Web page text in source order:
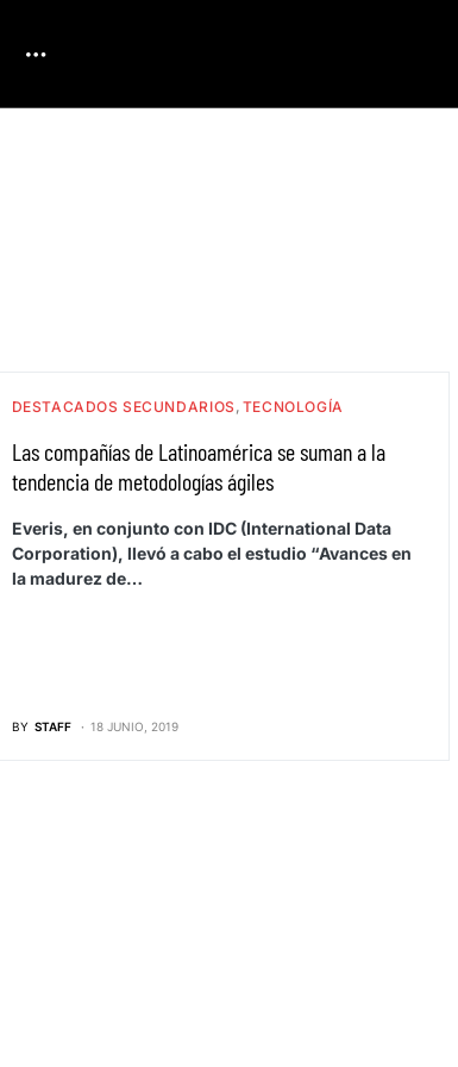
DESTACADOS SECUNDARIOS TECNOLOGÍA
Las compañías de Latinoamérica se suman a la
tendencia de metodologías ágiles
Everis, en conjunto con IDC (International Data
Corporation), llevó a cabo el estudio “Avances en
la madurez de…
BY STAFF 18 JUNIO, 2019